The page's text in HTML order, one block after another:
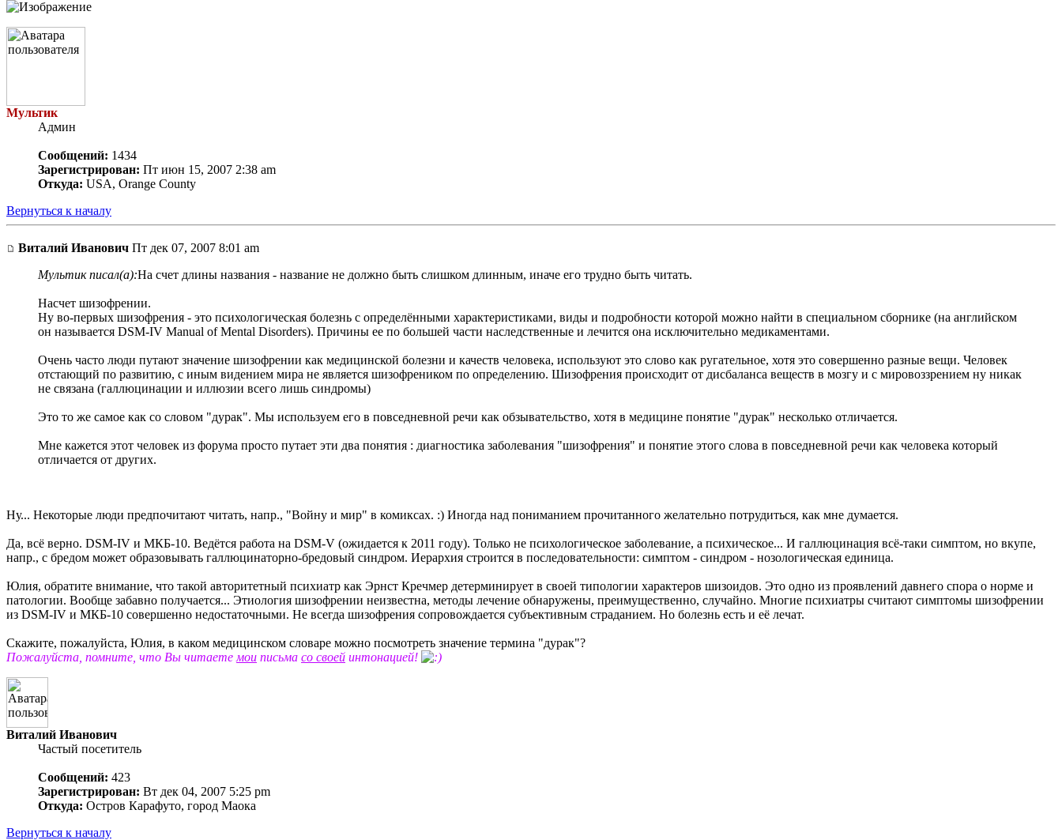
Мультик
Админ
Сообщений: 1434
Зарегистрирован: Пт июн 15, 2007 2:38 am
Откуда: USA, Orange County
Вернуться к началу
Виталий Иванович Пт дек 07, 2007 8:01 am
Мультик писал(а):На счет длины названия - название не должно быть слишком длинным, иначе его трудно быть читать.
Насчет шизофрении.
Ну во-первых шизофрения - это психологическая болезнь с определёнными характеристиками, виды и подробности которой можно найти в специальном сборнике (на английском
он называется DSM-IV Manual of Mental Disorders). Причины ее по большей части наследственные и лечится она исключительно медикаментами.
Очень часто люди путают значение шизофрении как медицинской болезни и качеств человека, используют это слово как ругательное, хотя это совершенно разные вещи. Человек
отстающий по развитию, с иным видением мира не является шизофреником по определению. Шизофрения происходит от дисбаланса веществ в мозгу и с мировоззрением ну никак
не связана (галлюцинации и иллюзии всего лишь синдромы)
Это то же самое как со словом "дурак". Мы используем его в повседневной речи как обзывательство, хотя в медицине понятие "дурак" несколько отличается.
Мне кажется этот человек из форума просто путает эти два понятия : диагностика заболевания "шизофрения" и понятие этого слова в повседневной речи как человека который
отличается от других.
Ну... Некоторые люди предпочитают читать, напр., "Войну и мир" в комиксах. :) Иногда над пониманием прочитанного желательно потрудиться, как мне думается.
Да, всё верно. DSM-IV и МКБ-10. Ведётся работа на DSM-V (ожидается к 2011 году). Только не психологическое заболевание, а психическое... И галлюцинация всё-таки симптом, но вкупе,
напр., с бредом может образовывать галлюцинаторно-бредовый синдром. Иерархия строится в последовательности: симптом - синдром - нозологическая единица.
Юлия, обратите внимание, что такой авторитетный психиатр как Эрнст Кречмер детерминирует в своей типологии характеров шизоидов. Это одно из проявлений давнего спора о норме и
патологии. Вообще забавно получается... Этиология шизофрении неизвестна, методы лечение обнаружены, преимущественно, случайно. Многие психиатры считают симптомы шизофрении
из DSM-IV и МКБ-10 совершенно недостаточными. Не всегда шизофрения сопровождается субъективным страданием. Но болезнь есть и её лечат.
Скажите, пожалуйста, Юлия, в каком медицинском словаре можно посмотреть значение термина "дурак"?
Пожалуйста, помните, что Вы читаете мои письма со своей интонацией!
Виталий Иванович
Частый посетитель
Сообщений: 423
Зарегистрирован: Вт дек 04, 2007 5:25 pm
Откуда: Остров Карафуто, город Маока
Вернуться к началу